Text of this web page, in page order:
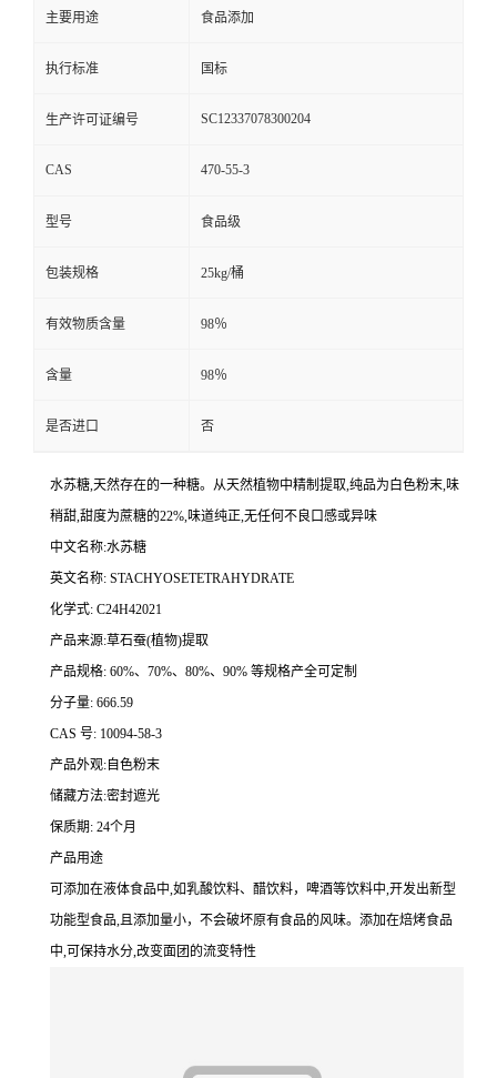
主要用途 食品添加
执行标准 国标
生产许可证编号 SC12337078300204
CAS 470-55-3
型号 食品级
包装规格 25kg/桶
有效物质含量 98％
含量 98％
是否进口 否
水苏糖,天然存在的一种糖。从天然植物中精制提取,纯品为白色粉末,味
稍甜,甜度为蔗糖的22%,味道纯正,无任何不良口感或异味
中文名称:水苏糖
英文名称: STACHYOSETETRAHYDRATE
化学式: C24H42021
产品来源:草石蚕(植物)提取
产品规格: 60%、70%、80%、90% 等规格产全可定制
分子量: 666.59
CAS 号: 10094-58-3
产品外观:自色粉末
储藏方法:密封遮光
保质期: 24个月
产品用途
可添加在液体食品中,如乳酸饮料、醋饮料，啤酒等饮料中,开发出新型
功能型食品,且添加量小，不会破坏原有食品的风味。添加在焙烤食品
中,可保持水分,改变面团的流变特性